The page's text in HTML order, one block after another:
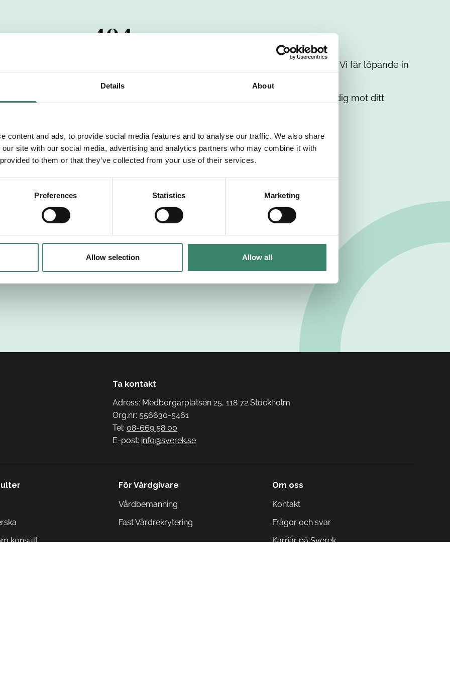
Details About
content and ads, to provide social media features and to analyse our traffic. We also share
site with our social media, advertising and analytics partners who may combine it with
to them or that they’ve collected from your use of their services.
Preferences Statistics Marketing
Allow selection Allow all
404
har passerats. Vi uppskattar verkligen ditt intresse. Misströsta inte. Vi får löpande in
dig med mer information om våra aktuella uppdrag. Tillsammans matchar vi dig mot ditt
Tillbaka till Sverek
Ta kontakt
Adress: Medborgarplatsen 25, 118 72 Stockholm
Org.nr: 556630-5461
Tel: 08-669 58 00
E-post: info@sverek.se
konsult
För Vårdgivare
Vårdbemanning
Fast Vårdrekrytering
Om oss
Kontakt
Frågor och svar
Karriär på Sverek